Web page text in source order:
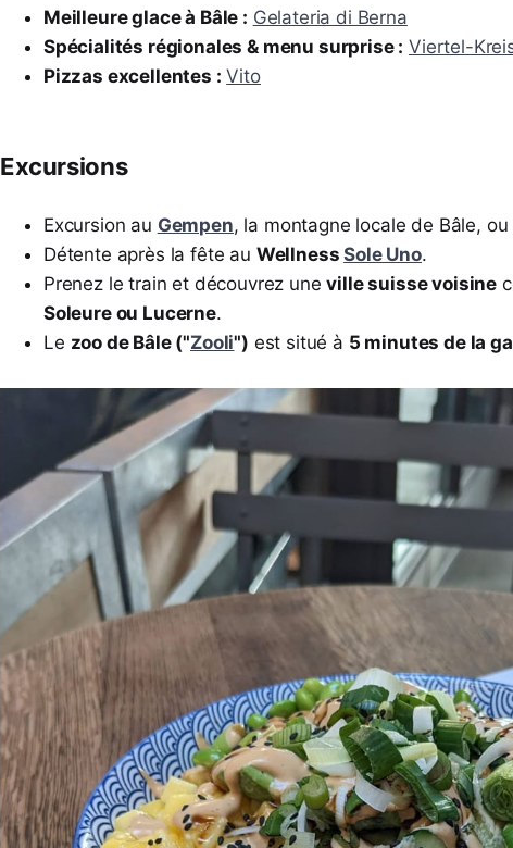
Meilleure glace à Bâle : Gelateria di Berna
Spécialités régionales & menu surprise : Viertel-
Pizzas excellentes : Vito
Excursions
Excursion au Gempen, la montagne locale de Bâle,
Détente après la fête au WellnessSole Uno.
Prenez le train et découvrez uneville suisse voisine
Soleure ou Lucerne.
Le zoo de Bâle ("Zooli") est situé à 5 minutes de la